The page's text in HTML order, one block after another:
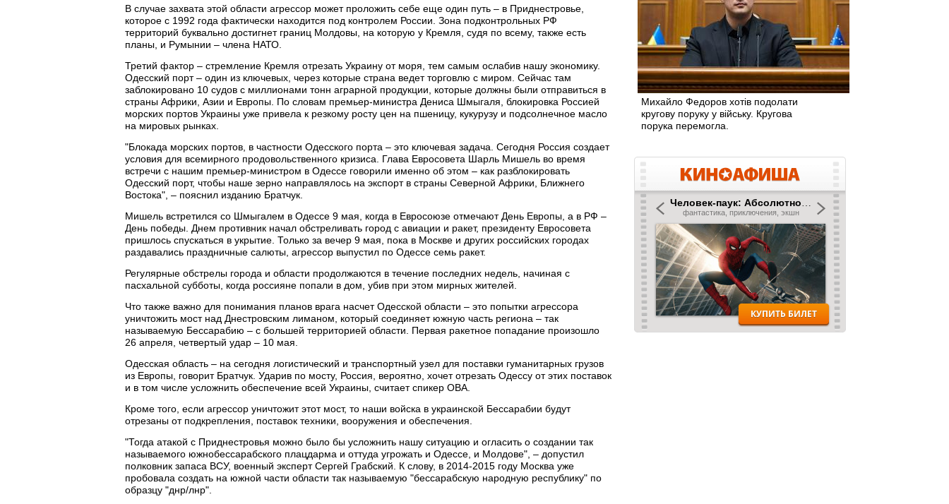
В случае захвата этой области агрессор может проложить себе еще один путь – в Приднестровье,
которое с 1992 года фактически находится под контролем России. Зона подконтрольных РФ
территорий буквально достигнет границ Молдовы, на которую у Кремля, судя по всему, также есть
планы, и Румынии – члена НАТО.
Третий фактор – стремление Кремля отрезать Украину от моря, тем самым ослабив нашу экономику.
Одесский порт – один из ключевых, через которые страна ведет торговлю с миром. Сейчас там
заблокировано 10 судов с миллионами тонн аграрной продукции, которые должны были отправиться в
страны Африки, Азии и Европы. По словам премьер-министра Дениса Шмыгаля, блокировка Россией
морских портов Украины уже привела к резкому росту цен на пшеницу, кукурузу и подсолнечное масло
на мировых рынках.
"Блокада морских портов, в частности Одесского порта – это ключевая задача. Сегодня Россия создает
условия для всемирного продовольственного кризиса. Глава Евросовета Шарль Мишель во время
встречи с нашим премьер-министром в Одессе говорили именно об этом – как разблокировать
Одесский порт, чтобы наше зерно направлялось на экспорт в страны Северной Африки, Ближнего
Востока", – пояснил изданию Братчук.
Мишель встретился со Шмыгалем в Одессе 9 мая, когда в Евросоюзе отмечают День Европы, а в РФ –
День победы. Днем противник начал обстреливать город с авиации и ракет, президенту Евросовета
пришлось спускаться в укрытие. Только за вечер 9 мая, пока в Москве и других российских городах
раздавались праздничные салюты, агрессор выпустил по Одессе семь ракет.
Регулярные обстрелы города и области продолжаются в течение последних недель, начиная с
пасхальной субботы, когда россияне попали в дом, убив при этом мирных жителей.
Что также важно для понимания планов врага насчет Одесской области – это попытки агрессора
уничтожить мост над Днестровским лиманом, который соединяет южную часть региона – так
называемую Бессарабию – с большей территорией области. Первая ракетное попадание произошло
26 апреля, четвертый удар – 10 мая.
Одесская область – на сегодня логистический и транспортный узел для поставки гуманитарных грузов
из Европы, говорит Братчук. Ударив по мосту, Россия, вероятно, хочет отрезать Одессу от этих поставок
и в том числе усложнить обеспечение всей Украины, считает спикер ОВА.
Кроме того, если агрессор уничтожит этот мост, то наши войска в украинской Бессарабии будут
отрезаны от подкрепления, поставок техники, вооружения и обеспечения.
"Тогда атакой с Приднестровья можно было бы усложнить нашу ситуацию и огласить о создании так
называемого южнобессарабского плацдарма и оттуда угрожать и Одессе, и Молдове", – допустил
полковник запаса ВСУ, военный эксперт Сергей Грабский. К слову, в 2014-2015 году Москва уже
пробовала создать на южной части области так называемую "бессарабскую народную республику" по
образцу "днр/лнр".
Михайло Федоров хотів подолати
кругову поруку у війську. Кругова
порука перемогла.